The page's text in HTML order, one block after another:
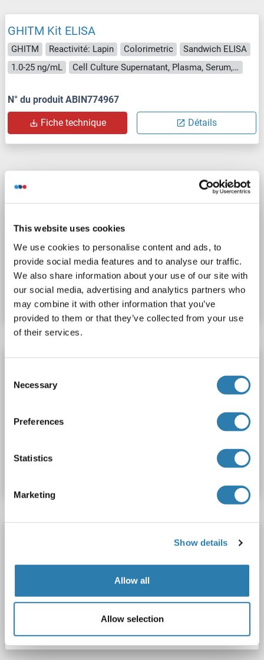
This website uses cookies
We use cookies to personalise content and ads, to
provide social media features and to analyse our traffic.
We also share information about your use of our site with
our social media, advertising and analytics partners who
may combine it with other information that you’ve
provided to them or that they’ve collected from your use
of their services.
Selection
Necessary
Preferences
Statistics
Marketing
Show details
Allow all
Allow selection
GHITM Kit ELISA
GHITM Reactivité: Lapin Colorimetric
Sandwich ELISA
1.0-25 ng/mL
Cell Culture Supernatant, Plasma, Serum, Tissue Homogenate
N° du produit ABIN774967
Fiche technique Détails
GHITM Kit ELISA
GHITM Reactivité: Cobaye
Colorimetric
Sandwich ELISA
1.0-25 ng/mL
Cell Culture Supernatant, Plasma, Serum, Tissue Homogenate
N° du produit ABIN776922
Fiche technique Détails
GHITM Kit ELISA
GHITM
N° du produit ABIN627891